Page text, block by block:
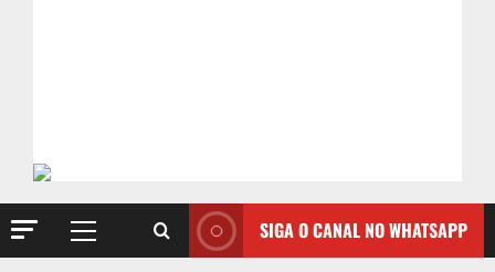
Primary
SIGA O CANAL NO WHATSAPP